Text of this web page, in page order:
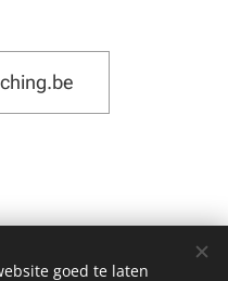
goed te laten